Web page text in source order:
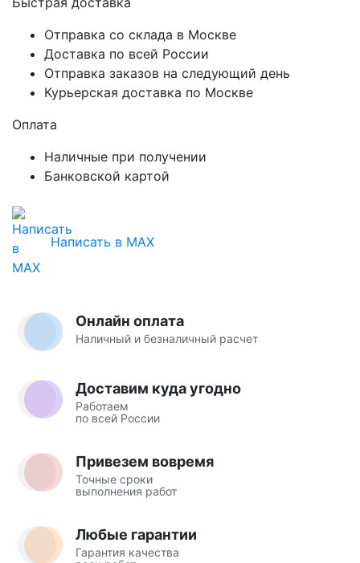
Отправка со склада в Москве
Доставка по всей России
Отправка заказов на следующий день
Курьерская доставка по Москве
Оплата
Наличные при получении
Банковской картой
Написать в MAX
Онлайн оплата
Наличный и безналичный расчет
Доставим куда угодно
Работаем
по всей России
Привезем вовремя
Точные сроки
выполнения работ
Любые гарантии
Гарантия качества